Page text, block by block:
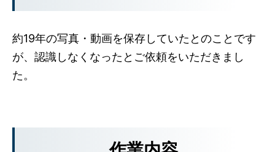
約19年の写真・動画を保存していたとのことです
が、認識しなくなったとご依頼をいただきまし
た。